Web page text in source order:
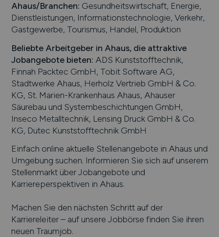
Ahaus/Branchen: Gesundheitswirtschaft, Energie,
Dienstleistungen, Informationstechnologie, Verkehr,
Gastgewerbe, Tourismus, Handel, Produktion
Beliebte Arbeitgeber in Ahaus, die attraktive
Jobangebote bieten: ADS Kunststofftechnik,
Finnah Packtec GmbH, Tobit Software AG,
Stadtwerke Ahaus, Herholz Vertrieb GmbH & Co.
KG, St. Marien-Krankenhaus Ahaus, Ahauser
Säurebau und Systembeschichtungen GmbH,
Inseco Metalltechnik, Lensing Druck GmbH & Co.
KG, Dutec Kunststofftechnik GmbH
Einfach online aktuelle Stellenangebote in Ahaus und
Umgebung suchen. Informieren Sie sich auf unserem
Stellenmarkt über Jobangebote und
Karriereperspektiven in Ahaus.
Machen Sie den nächsten Schritt auf der
Karriereleiter – auf unsere Jobbörse finden Sie ihren
neuen Traumjob.